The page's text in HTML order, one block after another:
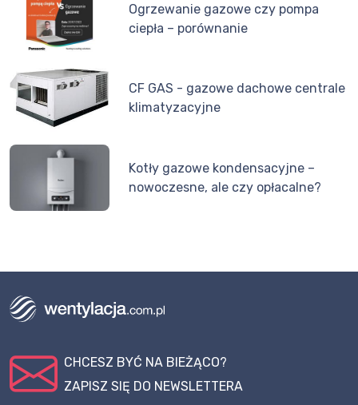
Ogrzewanie gazowe czy pompa
ciepła – porównanie
CF GAS - gazowe dachowe centrale
klimatyzacyjne
Kotły gazowe kondensacyjne –
nowoczesne, ale czy opłacalne?
CHCESZ BYĆ NA BIEŻĄCO?
ZAPISZ SIĘ DO NEWSLETTERA